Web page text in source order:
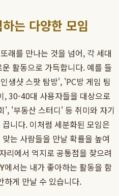
는 다양한 모임
래를 만나는 것을 넘어, 각 세대
활동으로 가득합니다. 예를 들
생샷 스팟 탐방', 'PC방 게임 팀
, 30-40대 사용자들을 대상으로
'부동산 스터디' 등 취미와 자기
니다. 이처럼 세분화된 모임은
는 사람들을 만날 확률을 높여
리에서 억지로 공통점을 찾으려
에서는 내가 좋아하는 활동을 함
하게 만날 수 있습니다.